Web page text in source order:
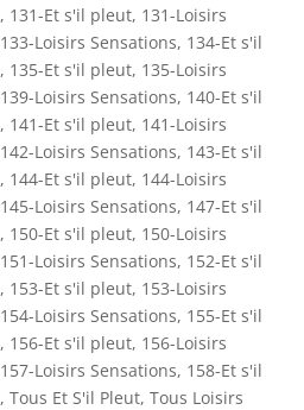
, 131-Et s'il pleut, 131-Loisirs
133-Loisirs Sensations, 134-Et s'il
, 135-Et s'il pleut, 135-Loisirs
139-Loisirs Sensations, 140-Et s'il
, 141-Et s'il pleut, 141-Loisirs
142-Loisirs Sensations, 143-Et s'il
, 144-Et s'il pleut, 144-Loisirs
145-Loisirs Sensations, 147-Et s'il
, 150-Et s'il pleut, 150-Loisirs
151-Loisirs Sensations, 152-Et s'il
, 153-Et s'il pleut, 153-Loisirs
154-Loisirs Sensations, 155-Et s'il
, 156-Et s'il pleut, 156-Loisirs
157-Loisirs Sensations, 158-Et s'il
, Tous Et S'il Pleut, Tous Loisirs